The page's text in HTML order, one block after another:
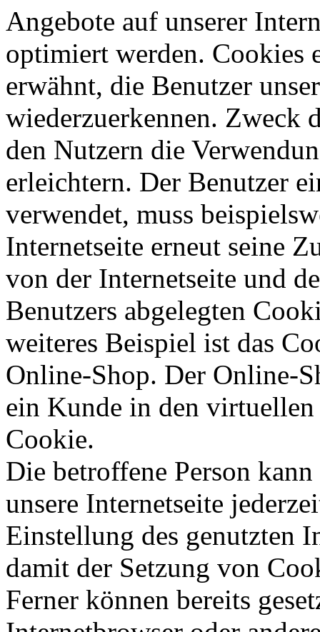
Angebote auf unserer
optimiert werden. Cookies
erwähnt, die Benutzer
wiederzuerkennen. Zweck
den Nutzern die
erleichtern. Der Benutzer
verwendet, muss
Internetseite erneut seine
von der Internetseite und
Benutzers abgelegten
weiteres Beispiel ist das
Online-Shop. Der Online-
ein Kunde in den
Cookie.
Die betroffene Person
unsere Internetseite
Einstellung des genutzten
damit der Setzung von
Ferner können bereits